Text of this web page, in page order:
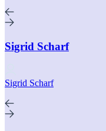
Sigrid Scharf
Sigrid Scharf